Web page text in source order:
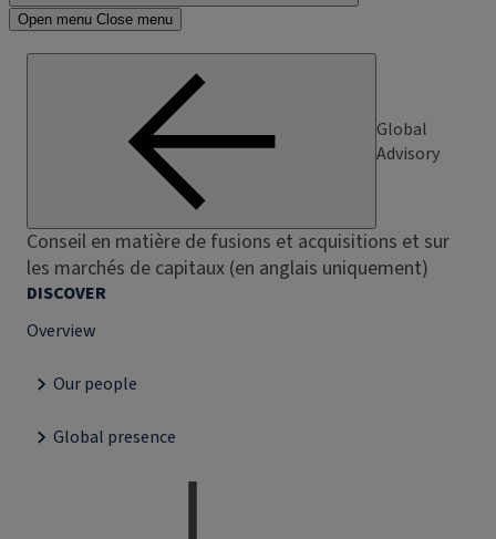
Open menu Close menu
Global
Advisory
Conseil en matière de fusions et acquisitions et sur
les marchés de capitaux (en anglais uniquement)
DISCOVER
Overview
Our people
Global presence